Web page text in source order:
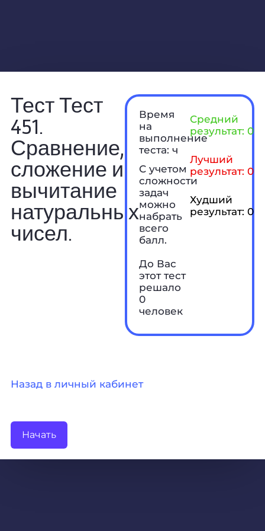
Тест Тест
451.
Сравнение,
сложение и
вычитание
натуральных
чисел.
Время
на
выполнение
теста: ч
С учетом
сложности
задач
можно
набрать
всего
балл.
До Вас
этот тест
решало
0
человек
Средний
результат: 0
Лучший
результат: 0
Худший
результат: 0
Назад в личный кабинет
Начать